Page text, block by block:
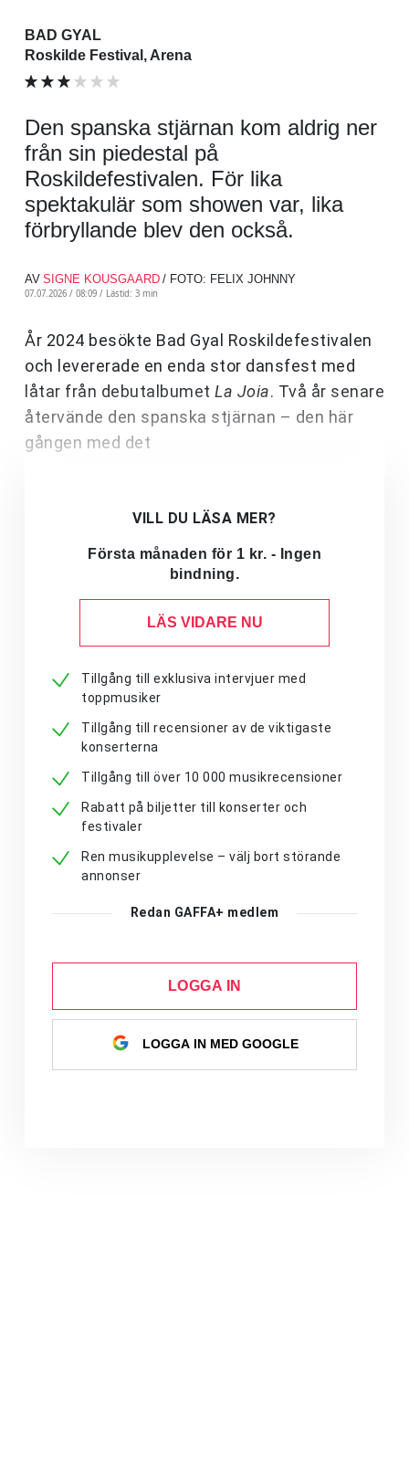
BAD GYAL
Roskilde Festival, Arena
Den spanska stjärnan kom aldrig ner
från sin piedestal på
Roskildefestivalen. För lika
spektakulär som showen var, lika
förbryllande blev den också.
AV SIGNE KOUSGAARD / FOTO: FELIX JOHNNY
07.07.2026 / 08:09 / Lästid: 3 min
År 2024 besökte Bad Gyal Roskildefestivalen
och levererade en enda stor dansfest med
låtar från debutalbumet La Joia. Två år senare
återvände den spanska stjärnan – den här
gången med det
VILL DU LÄSA MER?
Första månaden för 1 kr. - Ingen
bindning.
LÄS VIDARE NU
Tillgång till exklusiva intervjuer med
toppmusiker
Tillgång till recensioner av de viktigaste
konserterna
Tillgång till över 10 000 musikrecensioner
Rabatt på biljetter till konserter och
festivaler
Ren musikupplevelse – välj bort störande
annonser
Redan GAFFA+ medlem
LOGGA IN
LOGGA IN MED GOOGLE